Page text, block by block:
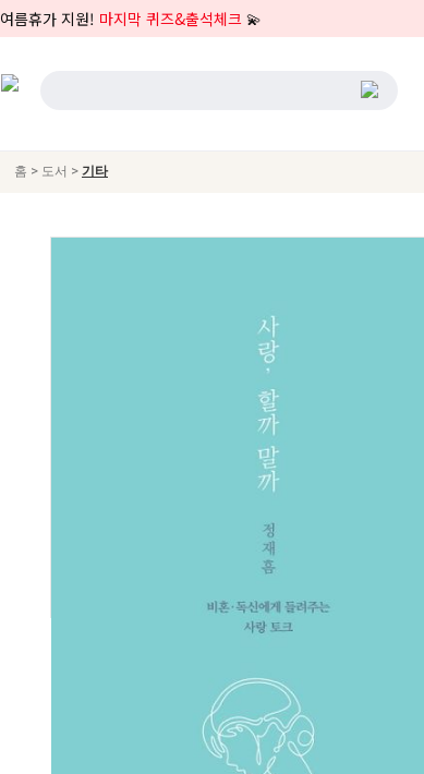
여름휴가 지원! 마지막 퀴즈&출석체크 💫
홈 > 도서 > 기타